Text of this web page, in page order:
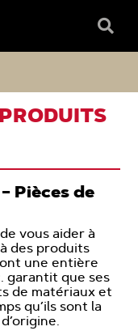
Barre
de
Pièces de
vous aider à
des produits
une entière
garantit que ses
de matériaux et
qu’ils sont la